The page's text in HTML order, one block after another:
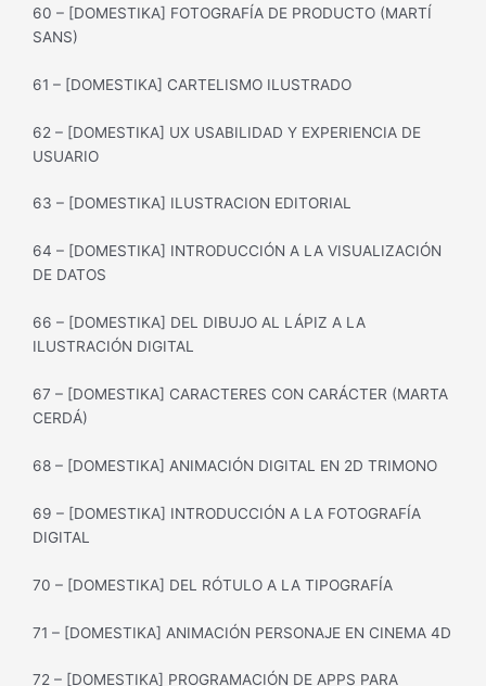
60 – [DOMESTIKA] FOTOGRAFÍA DE PRODUCTO (MARTÍ
SANS)
61 – [DOMESTIKA] CARTELISMO ILUSTRADO
62 – [DOMESTIKA] UX USABILIDAD Y EXPERIENCIA DE
USUARIO
63 – [DOMESTIKA] ILUSTRACION EDITORIAL
64 – [DOMESTIKA] INTRODUCCIÓN A LA VISUALIZACIÓN
DE DATOS
66 – [DOMESTIKA] DEL DIBUJO AL LÁPIZ A LA
ILUSTRACIÓN DIGITAL
67 – [DOMESTIKA] CARACTERES CON CARÁCTER (MARTA
CERDÁ)
68 – [DOMESTIKA] ANIMACIÓN DIGITAL EN 2D TRIMONO
69 – [DOMESTIKA] INTRODUCCIÓN A LA FOTOGRAFÍA
DIGITAL
70 – [DOMESTIKA] DEL RÓTULO A LA TIPOGRAFÍA
71 – [DOMESTIKA] ANIMACIÓN PERSONAJE EN CINEMA 4D
72 – [DOMESTIKA] PROGRAMACIÓN DE APPS PARA